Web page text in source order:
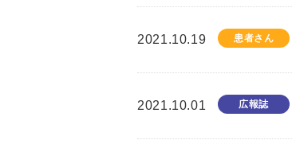
2021.10.19 患者さん
2021.10.01 広報誌